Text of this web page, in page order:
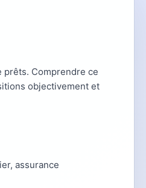
Comprendre ce
objectivement et
assurance